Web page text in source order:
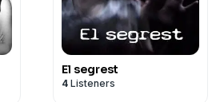
El segrest
4 Listeners